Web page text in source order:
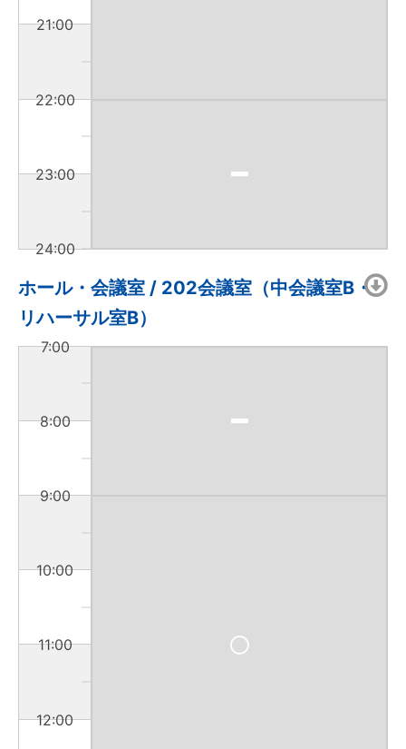
21:00
22:00
23:00
24:00
ホール・会議室 / 202会議室（中会議室B・
リハーサル室B）
7:00
8:00
9:00
10:00
11:00
12:00